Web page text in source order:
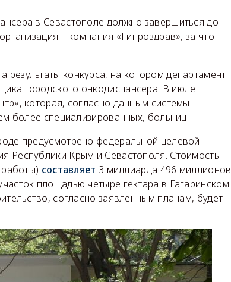
в Севастополе должно завершиться до
– компания «Гипроздрав», за что
конкурса, на котором департамент
городского онкодиспансера. В июле
которая, согласно данным системы
более специализированных, больниц.
предусмотрено федеральной целевой
Республики Крым и Севастополя. Стоимость
составляет 3 миллиарда 496 миллионов
площадью четыре гектара в Гагаринском
согласно заявленным планам, будет